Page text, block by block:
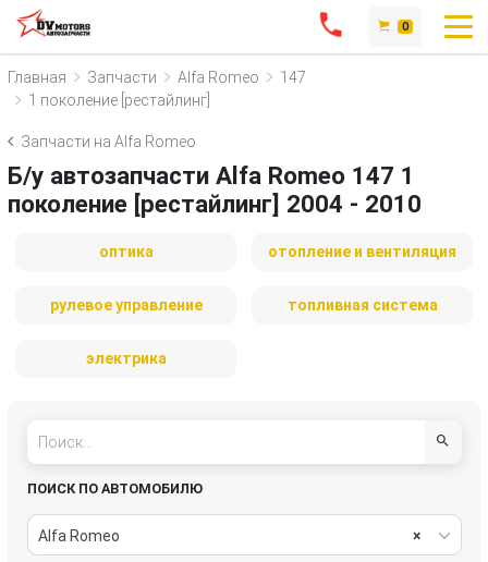
0
Главная Запчасти Alfa Romeo
147
1 поколение [рестайлинг]
Запчасти на Alfa Romeo
Б/у автозапчасти Alfa Romeo 147 1
поколение [рестайлинг] 2004 - 2010
оптика отопление и вентиляция
рулевое управление топливная система
электрика
ПОИСК ПО АВТОМОБИЛЮ
×
Alfa Romeo